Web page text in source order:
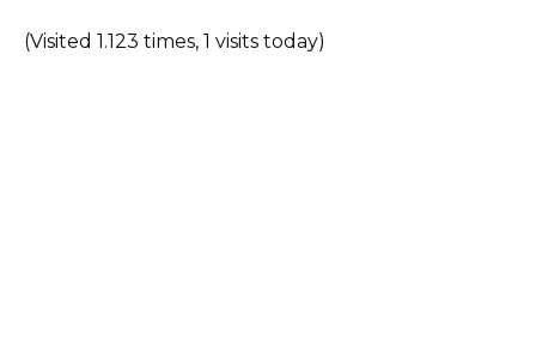
(Visited 1.123 times, 1 visits today)